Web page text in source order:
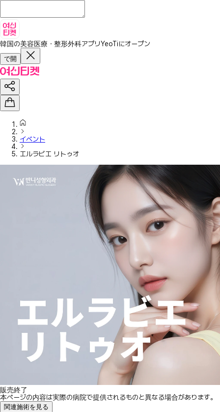
韓国の美容医療・整形外科アプリYeoTiにオープン
で開
イベント
エルラビエ リトゥオ
販売終了
本ページの内容は実際の病院で提供されるものと異なる場合があります。
関連施術を見る